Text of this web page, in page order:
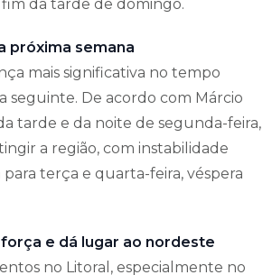
da tarde de domingo.
próxima semana
mais significativa no tempo
seguinte. De acordo com Márcio
tarde e da noite de segunda-feira,
a região, com instabilidade
terça e quarta-feira, véspera
e dá lugar ao nordeste
no Litoral, especialmente no